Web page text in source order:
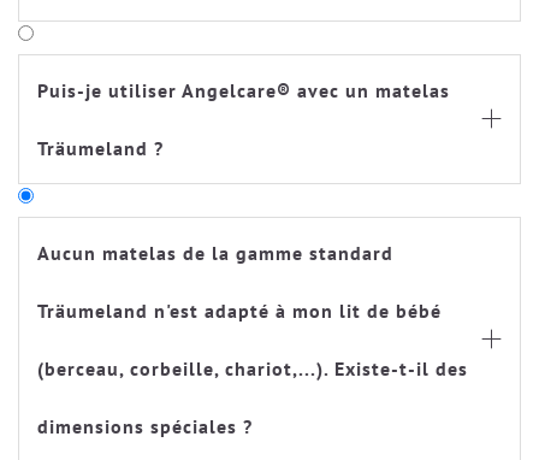
Puis-je utiliser Angelcare® avec un matelas
Träumeland ?

Aucun matelas de la gamme standard
Träumeland n'est adapté à mon lit de bébé
(berceau, corbeille, chariot,...). Existe-t-il des
dimensions spéciales ?
